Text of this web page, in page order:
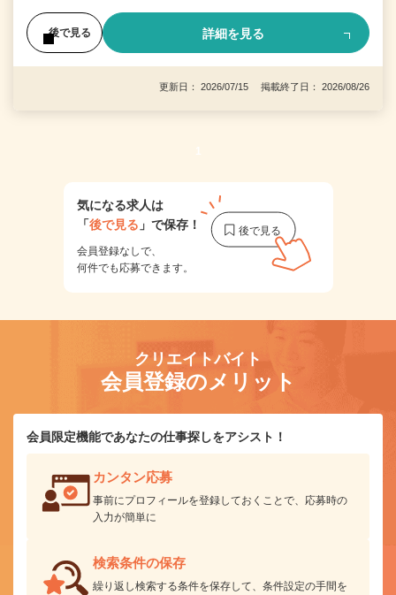
後で見る 詳細を見る
更新日： 2026/07/15 掲載終了日： 2026/08/26
1
気になる求人は
「後で見る 」で保存！
会員登録なしで、
何件でも応募できます。
クリエイトバイト
会員登録のメリット
会員限定機能であなたの仕事探しをアシスト！
カンタン応募
事前にプロフィールを登録しておくことで、応募時の
入力が簡単に
検索条件の保存
繰り返し検索する条件を保存して、条件設定の手間を